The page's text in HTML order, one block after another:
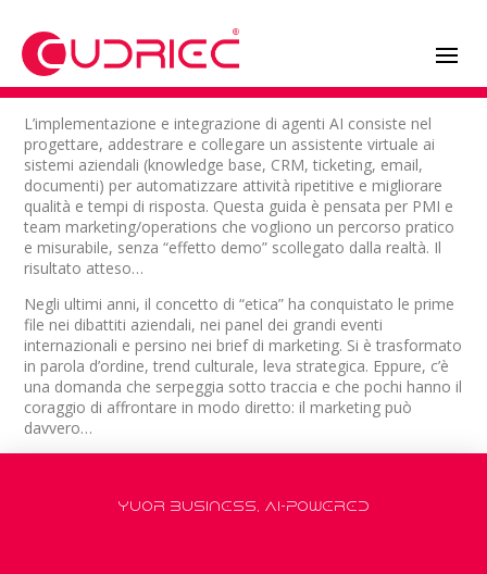
L’implementazione e integrazione di agenti AI consiste nel
progettare, addestrare e collegare un assistente virtuale ai
sistemi aziendali (knowledge base, CRM, ticketing, email,
documenti) per automatizzare attività ripetitive e migliorare
qualità e tempi di risposta. Questa guida è pensata per PMI e
team marketing/operations che vogliono un percorso pratico
e misurabile, senza “effetto demo” scollegato dalla realtà. Il
risultato atteso…
Negli ultimi anni, il concetto di “etica” ha conquistato le prime
file nei dibattiti aziendali, nei panel dei grandi eventi
internazionali e persino nei brief di marketing. Si è trasformato
in parola d’ordine, trend culturale, leva strategica. Eppure, c’è
una domanda che serpeggia sotto traccia e che pochi hanno il
coraggio di affrontare in modo diretto: il marketing può
davvero…
YUOR BUSINESS, AI-POWERED